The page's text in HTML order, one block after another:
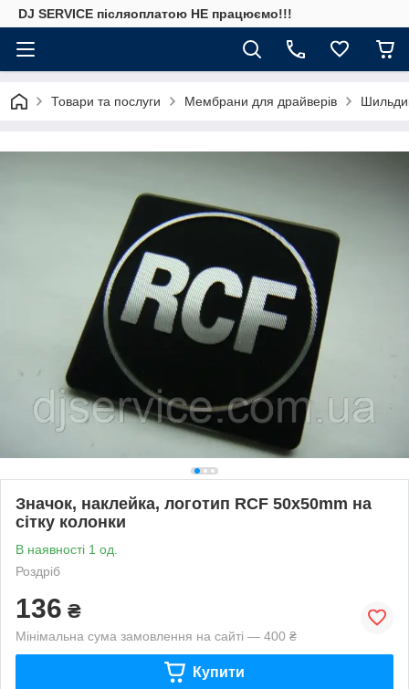
DJ SERVICE пiсляоплатою НЕ працюємо!!!
Товари та послуги Мембрани для драйверів
Значок, наклейка, логотип RCF 50x50mm на
сітку колонки
В наявності 1 од.
Роздріб
136 ₴
Мінімальна сума замовлення на сайті — 400 ₴
Купити